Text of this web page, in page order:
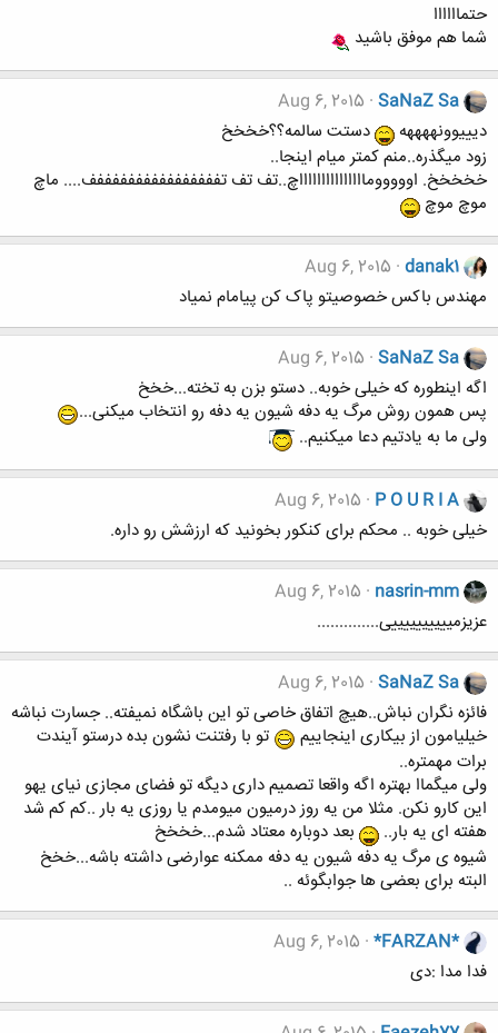
حتماااااا
شما هم موفق باشید
SaNaZ Sa
Aug 6, 2015
دیییوونههههه
دستت سالمه؟؟خخخخ
زود میگذره..منم کمتر میام اینجا..
خخخخخ. اوووووماااااااااااااااچ..تف تف تففففففففففففففففف.... ماچ
موچ موچ
danak1
Aug 6, 2015
مهندس باکس خصوصیتو پاک کن پیامام نمیاد
SaNaZ Sa
Aug 6, 2015
اگه اینطوره که خیلی خوبه.. دستو بزن به تخته...خخخ
پس همون روش مرگ یه دفه شیون یه دفه رو انتخاب میکنی...
ولی ما به یادتیم دعا میکنیم..
P O U R I A
Aug 6, 2015
خیلی خوبه .. محکم برای کنکور بخونید که ارزشش رو داره.
nasrin-mm
Aug 6, 2015
عزیزمییییییییییی..............
SaNaZ Sa
Aug 6, 2015
فائزه نگران نباش..هیچ اتفاق خاصی تو این باشگاه نمیفته.. جسارت نباشه
خیلیامون از بیکاری اینجاییم
تو با رفتنت نشون بده درستو آیندت
برات مهمتره..
ولی میگماا بهتره اگه واقعا تصمیم داری دیگه تو فضای مجازی نیای یهو
این کارو نکن. مثلا من یه روز درمیون میومدم یا روزی یه بار ..کم کم شد
هفته ای یه بار..
بعد دوباره معتاد شدم...خخخخ
شیوه ی مرگ یه دفه شیون یه دفه ممکنه عوارضی داشته باشه...خخخ
البته برای بعضی ها جوابگوئه ..
*FARZAN*
Aug 6, 2015
فدا مدا :دی